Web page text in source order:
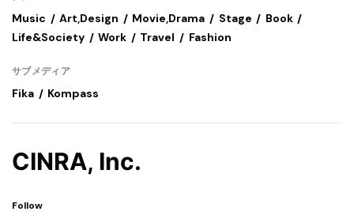
Music Art,Design Movie,Drama Stage
Book
Life&Society
Work Travel Fashion
サブメディア
Fika Kompass
CINRA, Inc.
Follow